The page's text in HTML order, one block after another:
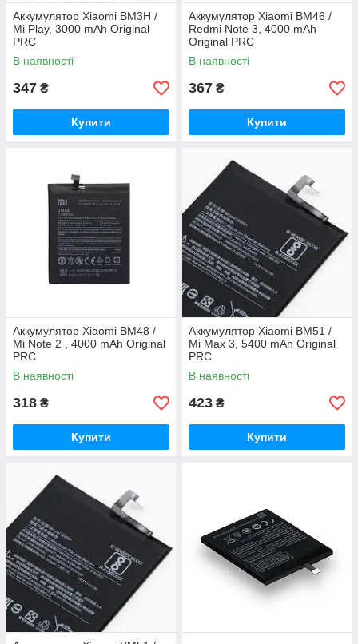
Аккумулятор Xiaomi BM3H /
Mi Play, 3000 mAh Original
PRC
В наявності
347 ₴
Купити
Аккумулятор Xiaomi BM46 /
Redmi Note 3, 4000 mAh
Original PRC
В наявності
367 ₴
Купити
Аккумулятор Xiaomi BM48 /
Mi Note 2 , 4000 mAh Original
PRC
В наявності
318 ₴
Купити
Аккумулятор Xiaomi BM51 /
Mi Max 3, 5400 mAh Original
PRC
В наявності
423 ₴
Купити